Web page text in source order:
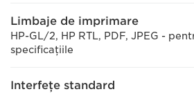
Limbaje de imprimare
HP-GL/2, HP RTL, PDF, JPEG -
specificaţiile
Interfeţe standard